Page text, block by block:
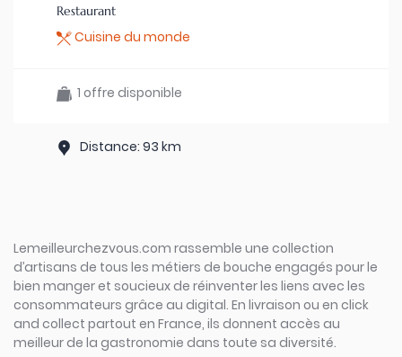
Restaurant
Cuisine du monde
1 offre disponible
Distance: 93 km
Lemeilleurchezvous.com rassemble une collection
d’artisans de tous les métiers de bouche engagés pour le
bien manger et soucieux de réinventer les liens avec les
consommateurs grâce au digital. En livraison ou en click
and collect partout en France, ils donnent accès au
meilleur de la gastronomie dans toute sa diversité.